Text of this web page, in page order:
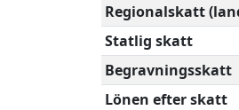
Regionalskatt
Statlig skatt
Begravningsskatt
Lönen efter skatt